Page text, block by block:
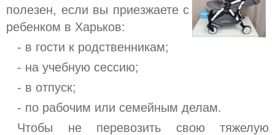
полезен, если вы приезжаете с
ребенком в Харьков:
- в гости к родственникам;
- на учебную сессию;
- в отпуск;
- по рабочим или семейным делам.
Чтобы не перевозить свою тяжелую